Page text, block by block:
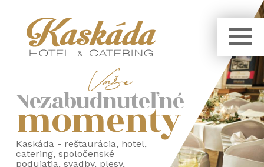
Nezabudnuteľné
momenty
Kaskáda - reštaurácia, hotel,
catering, spoločenské
podujatia, svadby, plesy,